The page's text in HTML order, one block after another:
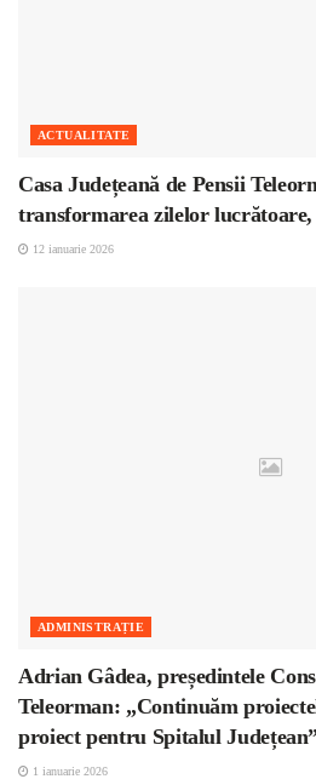
ACTUALITATE
Casa Județeană de Pensii
transformarea zilelor
12 ianuarie 2026
ADMINISTRAȚIE
Adrian Gâdea, președintele
Teleorman: „Continuăm
proiect pentru Spitalul
1 ianuarie 2026